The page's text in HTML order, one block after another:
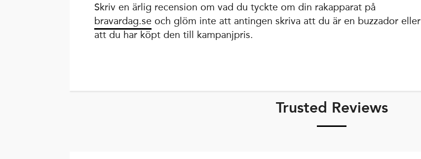
Skriv en ärlig recension om vad du tyckte om din rakapparat på
bravardag.se och glöm inte att antingen skriva att du är en buzzador eller
att du har köpt den till kampanjpris.
Trusted Reviews